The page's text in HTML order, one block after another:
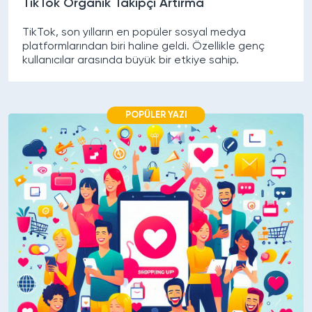
TikTok Organik Takipçi Artırma
TikTok, son yılların en popüler sosyal medya
platformlarından biri haline geldi. Özellikle genç
kullanıcılar arasında büyük bir etkiye sahip.
POPÜLER YAZI